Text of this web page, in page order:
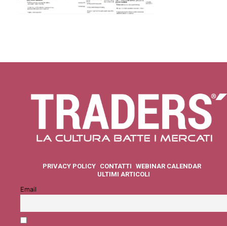
PRIVACY POLICY CONTATTI WEBINAR CALENDAR
ULTIMI ARTICOLI
Email